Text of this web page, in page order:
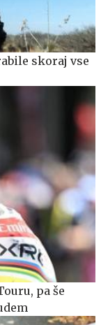
skoraj vse
pa še